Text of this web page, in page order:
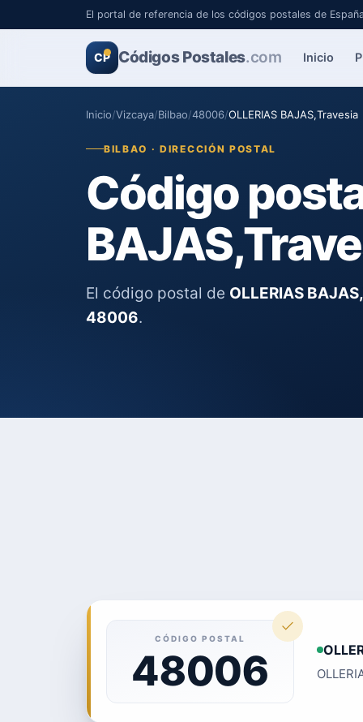
El portal de referencia de los códigos postales de España
CP Códigos Postales.com Inicio
Inicio/Vizcaya/Bilbao/48006/OLLERIAS BAJAS,Travesia
BILBAO · DIRECCIÓN POSTAL
Código
El código postal de OLLERIAS
48006.
CÓDIGO POSTAL
48006